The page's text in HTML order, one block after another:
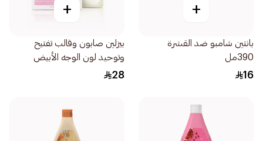
+
بانتين شامبو ضد القشرة
390مل
16
+
بيزلين صابون وقالب تفتيح
وتوحيد لون الوجه الأبيض
85جرام
28